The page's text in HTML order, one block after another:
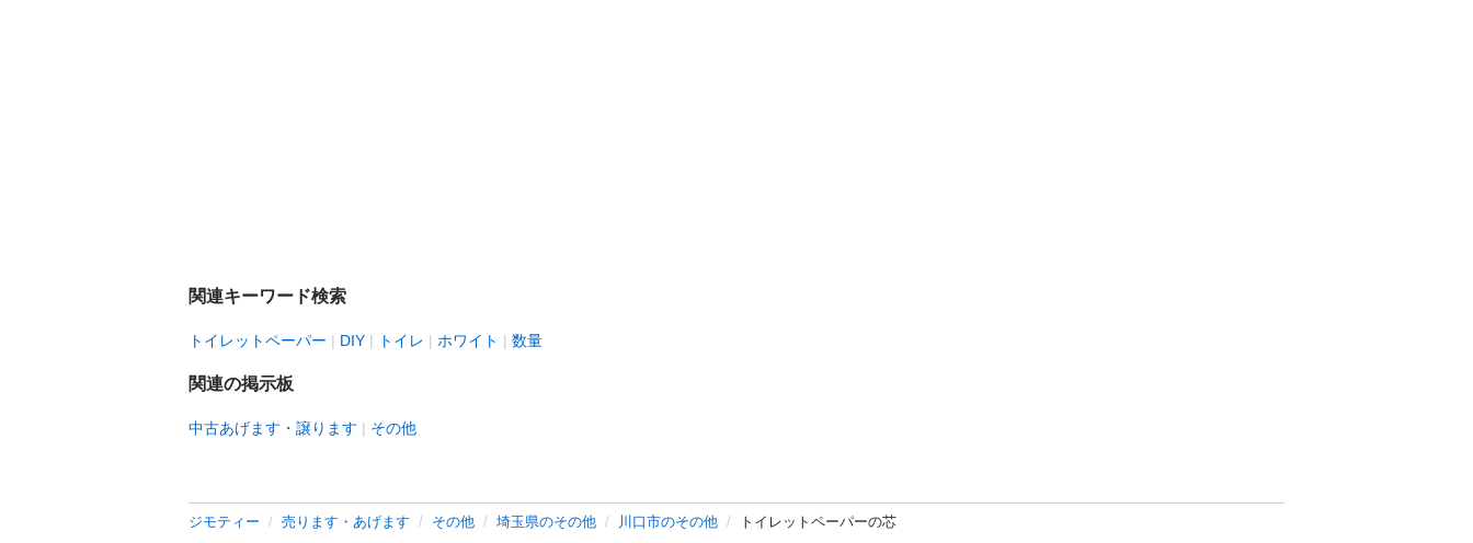
関連キーワード検索
トイレットペーパー DIY トイレ ホワイト 数量
関連の掲示板
中古あげます・譲ります その他
ジモティー 売ります・あげます その他 埼玉県のその他 川口市のその他 トイレットペーパーの芯